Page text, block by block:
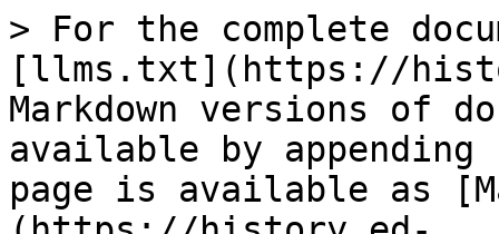
> For the complete
[llms.txt](https://
Markdown versions of
available by
page is available as